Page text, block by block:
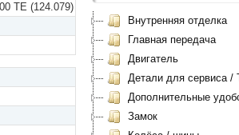
TE (124.079)
Внутренняя отделка
Главная передача
Двигатель
Детали для сервиса /
Дополнительные
Замок